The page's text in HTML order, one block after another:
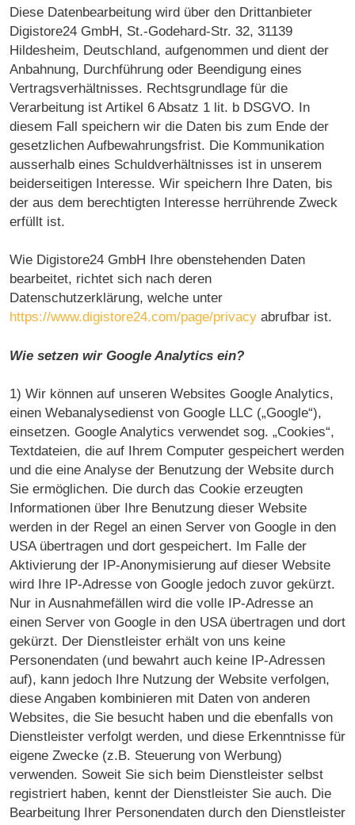
Diese Datenbearbeitung wird über den Drittanbieter
Digistore24 GmbH, St.-Godehard-Str. 32, 31139
Hildesheim, Deutschland, aufgenommen und dient der
Anbahnung, Durchführung oder Beendigung eines
Vertragsverhältnisses. Rechtsgrundlage für die
Verarbeitung ist Artikel 6 Absatz 1 lit. b DSGVO. In
diesem Fall speichern wir die Daten bis zum Ende der
gesetzlichen Aufbewahrungsfrist. Die Kommunikation
ausserhalb eines Schuldverhältnisses ist in unserem
beiderseitigen Interesse. Wir speichern Ihre Daten, bis
der aus dem berechtigten Interesse herrührende Zweck
erfüllt ist.
Wie Digistore24 GmbH Ihre obenstehenden Daten
bearbeitet, richtet sich nach deren
Datenschutzerklärung, welche unter
https://www.digistore24.com/page/privacy abrufbar ist.
Wie setzen wir Google Analytics ein?
1) Wir können auf unseren Websites Google Analytics,
einen Webanalysedienst von Google LLC („Google“),
einsetzen. Google Analytics verwendet sog. „Cookies“,
Textdateien, die auf Ihrem Computer gespeichert werden
und die eine Analyse der Benutzung der Website durch
Sie ermöglichen. Die durch das Cookie erzeugten
Informationen über Ihre Benutzung dieser Website
werden in der Regel an einen Server von Google in den
USA übertragen und dort gespeichert. Im Falle der
Aktivierung der IP-Anonymisierung auf dieser Website
wird Ihre IP-Adresse von Google jedoch zuvor gekürzt.
Nur in Ausnahmefällen wird die volle IP-Adresse an
einen Server von Google in den USA übertragen und dort
gekürzt. Der Dienstleister erhält von uns keine
Personendaten (und bewahrt auch keine IP-Adressen
auf), kann jedoch Ihre Nutzung der Website verfolgen,
diese Angaben kombinieren mit Daten von anderen
Websites, die Sie besucht haben und die ebenfalls von
Dienstleister verfolgt werden, und diese Erkenntnisse für
eigene Zwecke (z.B. Steuerung von Werbung)
verwenden. Soweit Sie sich beim Dienstleister selbst
registriert haben, kennt der Dienstleister Sie auch. Die
Bearbeitung Ihrer Personendaten durch den Dienstleister